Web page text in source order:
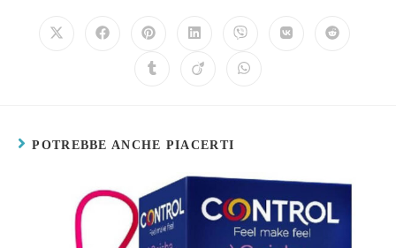
POTREBBE ANCHE PIACERTI